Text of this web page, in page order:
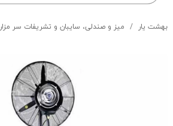
بهشت یار میز و صندلی، سایبان و تشریفات سر مزار